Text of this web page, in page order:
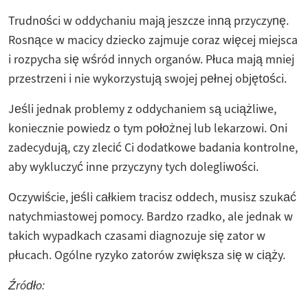
Trudności w oddychaniu mają jeszcze inną przyczynę.
Rosnące w macicy dziecko zajmuje coraz więcej miejsca
i rozpycha się wśród innych organów. Płuca mają mniej
przestrzeni i nie wykorzystują swojej pełnej objętości.
Jeśli jednak problemy z oddychaniem są uciążliwe,
koniecznie powiedz o tym położnej lub lekarzowi. Oni
zadecydują, czy zlecić Ci dodatkowe badania kontrolne,
aby wykluczyć inne przyczyny tych dolegliwości.
Oczywiście, jeśli całkiem tracisz oddech, musisz szukać
natychmiastowej pomocy. Bardzo rzadko, ale jednak w
takich wypadkach czasami diagnozuje się zator w
płucach. Ogólne ryzyko zatorów zwiększa się w ciąży.
Źródło: